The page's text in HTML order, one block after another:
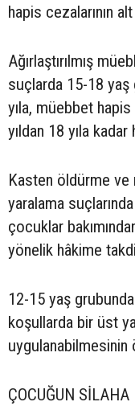
hapis cezalarının
Ağırlaştırılmış
suçlarda 15-18 yaş
yıla, müebbet
yıldan 18 yıla
Kasten öldürme ve
yaralama
çocuklar
yönelik hâkime
12-15 yaş
koşullarda bir üst
uygulanabilmesinin
ÇOCUĞUN